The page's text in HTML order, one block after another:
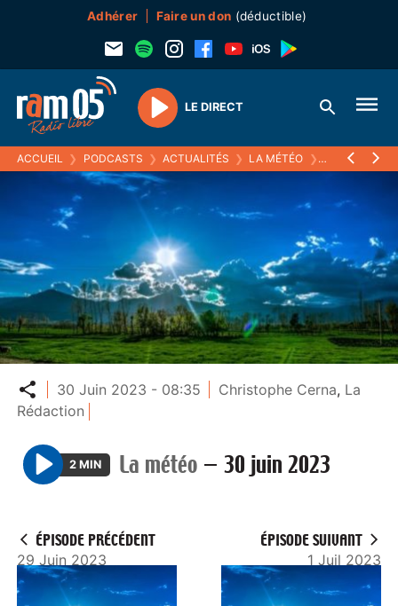
Adhérer Faire un don (déductible)
Play
LE DIRECT
ACCUEIL ❯ PODCASTS ❯ ACTUALITÉS ❯ LA MÉTÉO ❯ 30 JUIN 2023
Partager
30 Juin 2023 - 08:35 Christophe Cerna, La
Rédaction
P
y
2 MIN La météo — 30 juin 2023
ÉPISODE PRÉCÉDENT
29 Juin 2023
ÉPISODE SUIVANT
1 Juil 2023